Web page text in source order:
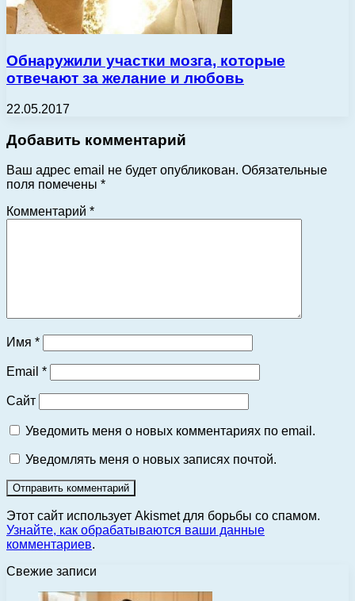
Обнаружили участки мозга, которые
отвечают за желание и любовь
22.05.2017
Добавить комментарий
Ваш адрес email не будет опубликован. Обязательные
поля помечены *
Комментарий *
Имя *
Email *
Сайт
Уведомить меня о новых комментариях по email.
Уведомлять меня о новых записях почтой.
Этот сайт использует Akismet для борьбы со спамом.
Узнайте, как обрабатываются ваши данные
комментариев.
Свежие записи